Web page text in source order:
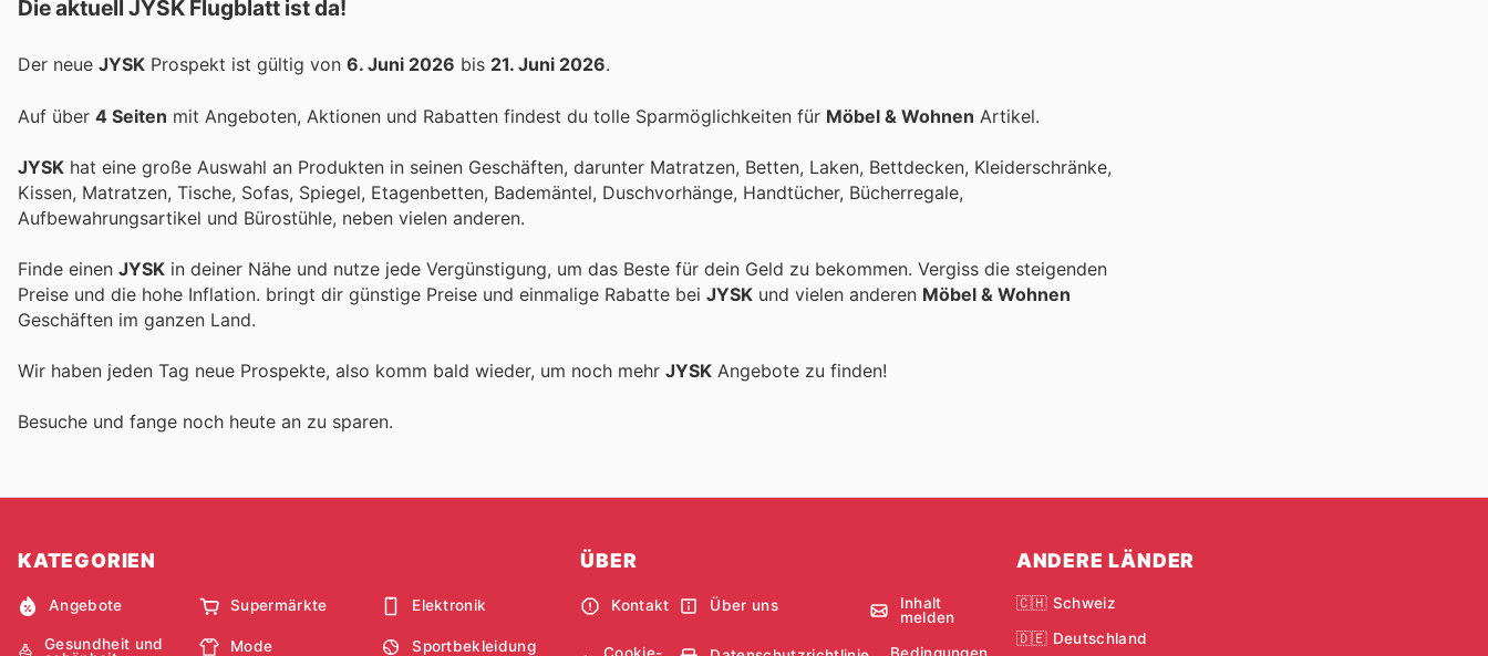
Die aktuell JYSK Flugblatt ist da!
Der neue JYSK Prospekt ist gültig von 6. Juni 2026 bis 21. Juni 2026.
Auf über 4 Seiten mit Angeboten, Aktionen und Rabatten findest du tolle Sparmöglichkeiten für Möbel & Wohnen Artikel.
JYSK hat eine große Auswahl an Produkten in seinen Geschäften, darunter Matratzen, Betten, Laken, Bettdecken, Kleiderschränke,
Kissen, Matratzen, Tische, Sofas, Spiegel, Etagenbetten, Bademäntel, Duschvorhänge, Handtücher, Bücherregale,
Aufbewahrungsartikel und Bürostühle, neben vielen anderen.
Finde einen JYSK in deiner Nähe und nutze jede Vergünstigung, um das Beste für dein Geld zu bekommen. Vergiss die steigenden
Preise und die hohe Inflation. bringt dir günstige Preise und einmalige Rabatte bei JYSK und vielen anderen Möbel & Wohnen
Geschäften im ganzen Land.
Wir haben jeden Tag neue Prospekte, also komm bald wieder, um noch mehr JYSK Angebote zu finden!
Besuche und fange noch heute an zu sparen.
KATEGORIEN
Angebote Supermärkte Elektronik
Gesundheit und
Mode Sportbekleidung
ÜBER
Kontakt Über uns
Inhalt
melden
Cookie- Bedingungen
ANDERE LÄNDER
🇨🇭 Schweiz
🇩🇪 Deutschland